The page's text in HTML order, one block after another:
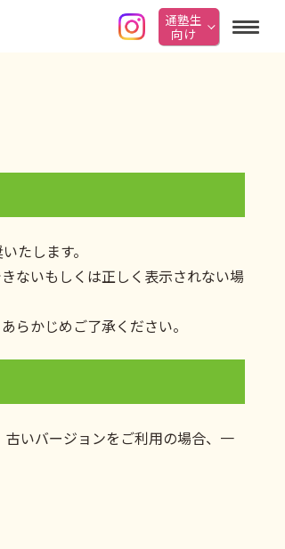
通塾生
向け
たします。
ないもしくは正しく表示されない場
らかじめご了承ください。
いバージョンをご利用の場合、一